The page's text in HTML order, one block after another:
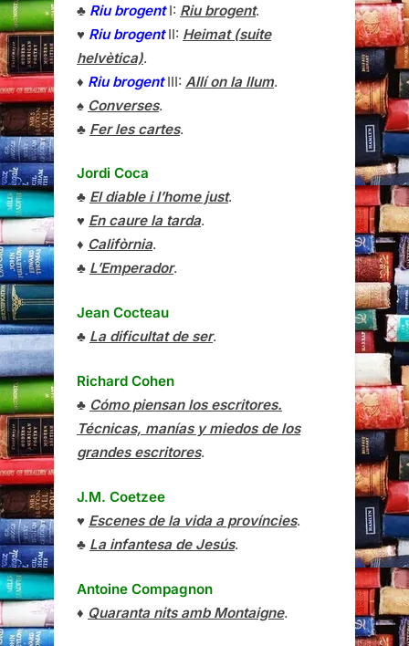
♣ Riu brogentI: Riu brogent.
♥ Riu brogentII: Heimat (suite
helvètica).
♦ Riu brogentIII: Allí on la llum.
♠ Converses.
♣ Fer les cartes.
Jordi Coca
♣ El diable i l’home just.
♥ En caure la tarda.
♦ Califòrnia.
♣ L’Emperador.
Jean Cocteau
♣ La dificultat de ser.
Richard Cohen
♣ Cómo piensan los escritores.
Técnicas, manías y miedos de los
grandes escritores.
J.M. Coetzee
♥ Escenes de la vida a províncies.
♣ La infantesa de Jesús.
Antoine Compagnon
♦ Quaranta nits amb Montaigne.